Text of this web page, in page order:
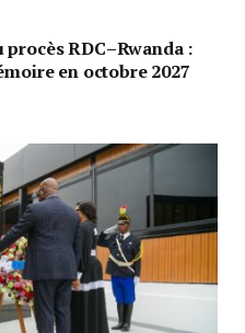
RDC–Rwanda :
en octobre 2027